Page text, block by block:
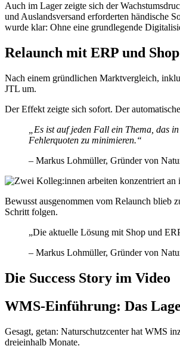
Auch im Lager zeigte sich der
und Auslandsversand erforderten händische
wurde klar: Ohne eine grundlegende
Relaunch mit ERP und
Nach einem gründlichen Marktvergleich,
JTL um.
Der Effekt zeigte sich sofort. Der
„Es ist auf jeden Fall ein Thema, das
Fehlerquoten zu minimieren.“
– Markus Lohmüller, Gründer von
Bewusst ausgenommen vom Relaunch blieb
Schritt folgen.
„Die aktuelle Lösung mit Shop und
– Markus Lohmüller, Gründer von
Die Success Story im Video
WMS-Einführung: Das
Gesagt, getan: Naturschutzcenter hat WMS
dreieinhalb Monate.